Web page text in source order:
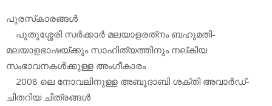
പുരസ്‌കാരങ്ങള്‍
പുതുശ്ശേരി സര്‍ക്കാര്‍ മലയാളരത്‌നം ബഹുമതി-
മലയാളഭാഷയ്ക്കും സാഹിത്യത്തിനും നല്കിയ
സംഭാവനകള്‍ക്കുള്ള അംഗീകാരം
2008 ലെ നോവലിനുള്ള അബൂദാബി ശക്തി അവാര്‍ഡ്-
ചിതറിയ ചിത്രങ്ങള്‍